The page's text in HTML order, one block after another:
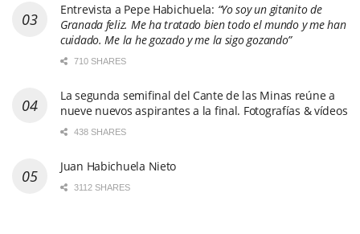
Entrevista a Pepe Habichuela: “Yo soy un gitanito de
Granada feliz. Me ha tratado bien todo el mundo y me han
cuidado. Me la he gozado y me la sigo gozando”
710 SHARES
La segunda semifinal del Cante de las Minas reúne a
nueve nuevos aspirantes a la final. Fotografías & vídeos
438 SHARES
Juan Habichuela Nieto
3112 SHARES